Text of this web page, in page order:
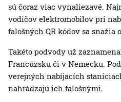
sú čoraz viac vynaliezavé.
vodičov elektromobilov pri
falošných QR kódov sa snažia
Takéto podvody už
Francúzsku či v Nemecku.
verejných nabíjacích
nahrádzajú ich falošnými.